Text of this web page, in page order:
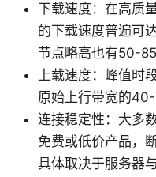
下载速度：在高质
的下载速度普遍可
节点略高也有50-
上载速度：峰值时
原始上行带宽的
连接稳定性：大多
免费或低价产品，
具体取决于服务器